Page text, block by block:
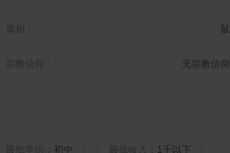
属相： 鼠
宗教信仰： 无宗教信仰
最低学历： 初中 最低收入： 1千以下